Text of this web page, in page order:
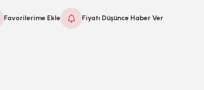
Fiyatı Düşünce Haber Ver